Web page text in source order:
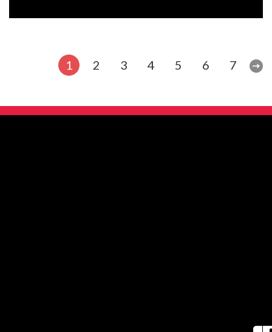
1 2 3 4 5 6 7